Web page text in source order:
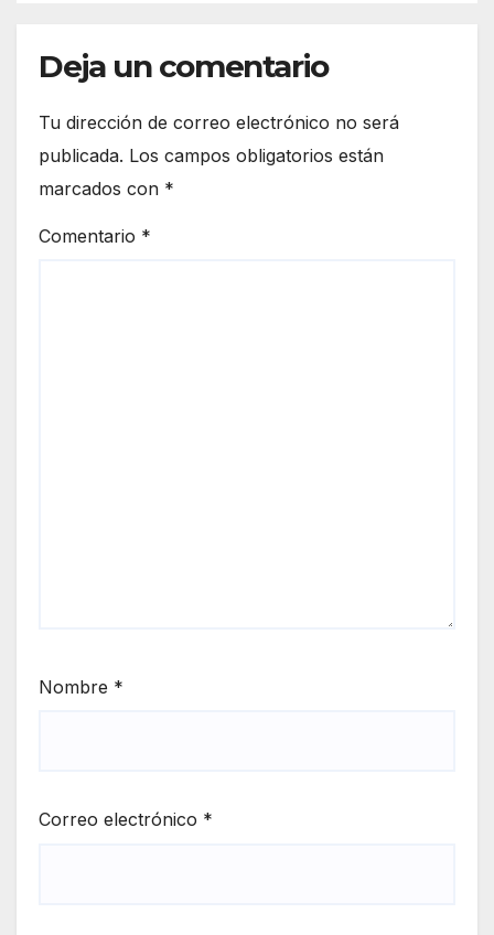
Deja un comentario
Tu dirección de correo electrónico no será
publicada. Los campos obligatorios están
marcados con *
Comentario *
Nombre *
Correo electrónico *